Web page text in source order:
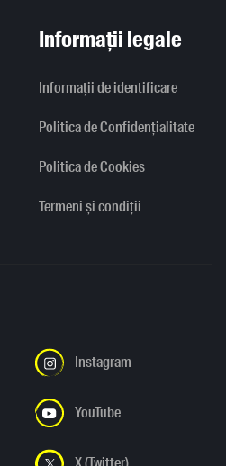
Informații legale
Informaţii de identificare
Politica de Confidențialitate
Politica de Cookies
Termeni și condiții
Instagram
YouTube